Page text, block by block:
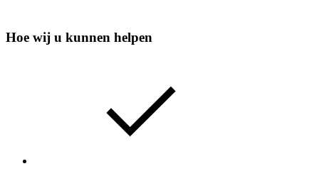
Hoe wij u kunnen helpen